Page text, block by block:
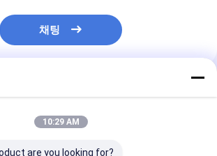
채팅
10:29 AM
are you looking for?